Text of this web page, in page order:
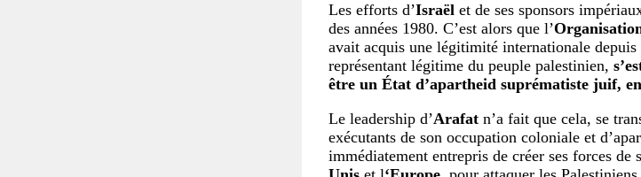
Les efforts d’Israël et de ses sponsors
des années 1980. C’est alors que l’
avait acquis une légitimité internationale depuis
représentant légitime du peuple palestinien,
être un État d’apartheid suprématiste juif,
Le leadership d’Arafat n’a fait que cela, se
exécutants de son occupation coloniale et
immédiatement entrepris de créer ses forces de